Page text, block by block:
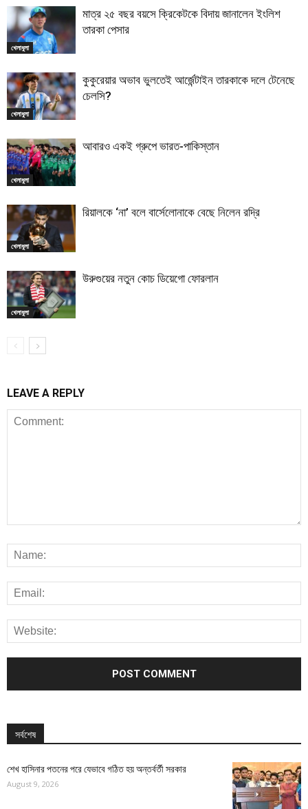
খেলাধুলা
মাত্র ২৫ বছর বয়সে ক্রিকেটকে বিদায় জানালেন ইংলিশ
তারকা পেসার
খেলাধুলা
কুকুরেয়ার অভাব ভুলতেই আর্জেন্টাইন তারকাকে দলে টেনেছে
চেলসি?
খেলাধুলা
আবারও একই গ্রুপে ভারত-পাকিস্তান
খেলাধুলা
রিয়ালকে ‘না’ বলে বার্সেলোনাকে বেছে নিলেন রদ্রি
খেলাধুলা
উরুগুয়ের নতুন কোচ ডিয়েগো ফোরলান
LEAVE A REPLY
সর্বশেষ
শেখ হাসিনার পতনের পরে যেভাবে গঠিত হয় অন্তর্বর্তী সরকার
August 9, 2026